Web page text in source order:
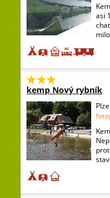
asi
kemp Nový rybník